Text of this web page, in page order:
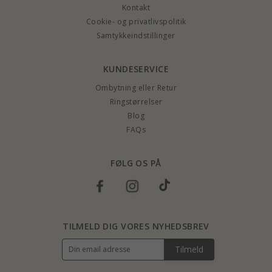
Kontakt
Cookie- og privatlivspolitik
Samtykkeindstillinger
KUNDESERVICE
Ombytning eller Retur
Ringstørrelser
Blog
FAQs
FØLG OS PÅ
TILMELD DIG VORES NYHEDSBREV
Tilmeld